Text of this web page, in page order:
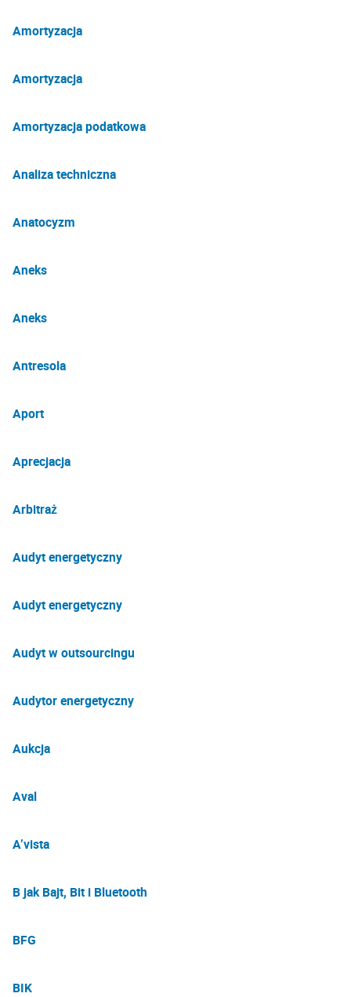
Amortyzacja
Amortyzacja
Amortyzacja podatkowa
Analiza techniczna
Anatocyzm
Aneks
Aneks
Antresola
Aport
Aprecjacja
Arbitraż
Audyt energetyczny
Audyt energetyczny
Audyt w outsourcingu
Audytor energetyczny
Aukcja
Aval
A’vista
B jak Bajt, Bit i Bluetooth
BFG
BIK